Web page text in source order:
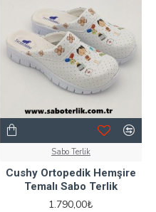
Sabo Terlik
Cushy Ortopedik Hemşire
Temalı Sabo Terlik
1.790,00₺